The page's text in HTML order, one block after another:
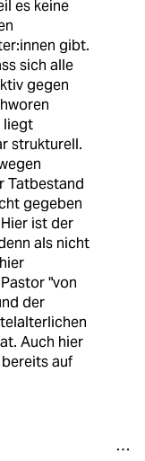
es keine
gibt.
sich alle
gegen
liegt
strukturell.
Tatbestand
gegeben
ist der
als nicht
"von
der
Auch hier
auf